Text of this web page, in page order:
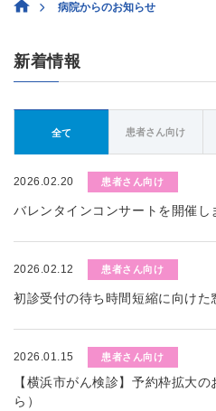
病院からのお知らせ
新着情報
全て 患者さん向け
2026.02.20 患者さん向け
バレンタインコンサートを開催し
2026.02.12 患者さん向け
初診受付の待ち時間短縮に向けた
2026.01.15 患者さん向け
【横浜市がん検診】予約枠拡大
ら）